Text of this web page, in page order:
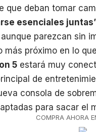
que deban tomar
esenciales
parezcan sin
más próximo en lo
5 estará muy
de
consola de
para sacar el
COMPRA AHORA